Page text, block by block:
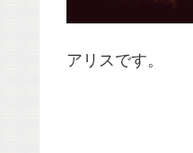
アリスです。